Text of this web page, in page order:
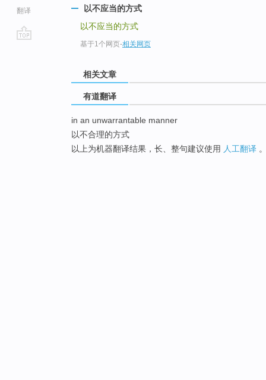
翻译
以不应当的方式
以不应当的方式
基于1个网页-相关网页
相关文章
有道翻译
in an unwarrantable manner
以不合理的方式
以上为机器翻译结果，长、整句建议使用 人工翻译